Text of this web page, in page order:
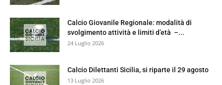
Calcio Giovanile Regionale: modalità di
svolgimento attività e limiti d’età –...
24 Luglio 2026
Calcio Dilettanti Sicilia, si riparte il 29 agosto
13 Luglio 2026